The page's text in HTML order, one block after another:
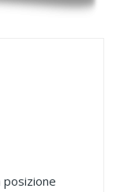
posizione